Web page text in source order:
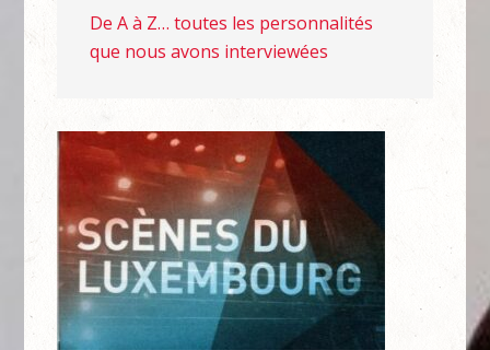
De A à Z… toutes les personnalités
que nous avons interviewées